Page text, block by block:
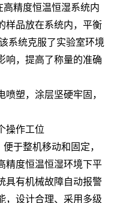
高精度恒温恒湿系统内
样品放在系统内，平衡
系统克服了实验室环境
响，提高了称量的准确
喷塑，涂层坚硬牢固，
操作工位
于整机移动和固定，
精度恒温恒湿环境下平
具有机械故障自动报警
，设计合理、采用多级